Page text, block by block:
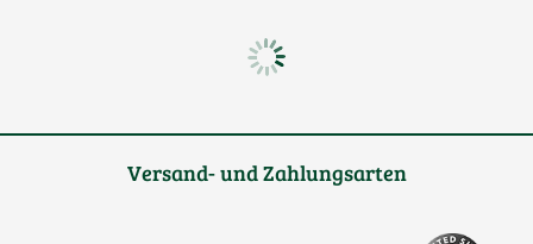
Versand- und Zahlungsarten